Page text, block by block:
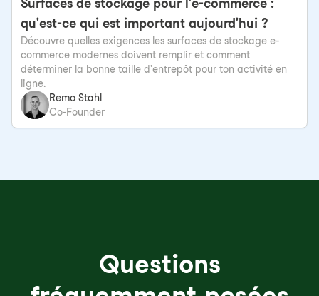
Surfaces de stockage pour l'e-commerce :
qu'est-ce qui est important aujourd'hui ?
Découvre quelles exigences les surfaces de stockage e-
commerce modernes doivent remplir et comment
déterminer la bonne taille d'entrepôt pour ton activité en
ligne.
Remo Stahl
Co-Founder
Questions